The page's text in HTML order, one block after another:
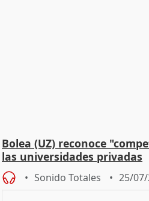
Bolea (UZ) reconoce
las universidades privadas
Sonido Totales 25/